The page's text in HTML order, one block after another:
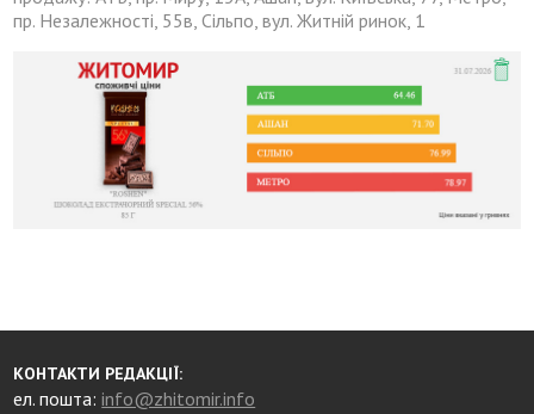
пр. Незалежності, 55в, Сільпо, вул. Житній ринок, 1
КОНТАКТИ РЕДАКЦІЇ:
ел. пошта:info@zhitomir.info